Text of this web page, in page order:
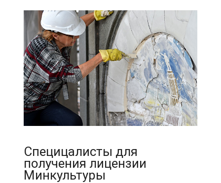
Специцалисты для
получения лицензии
Минкультуры